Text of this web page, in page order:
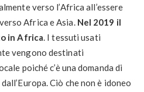
verso l’Africa all’essere
Africa e Asia. Nel 2019 il
in Africa. I tessuti usati
vengono destinati
poiché c’è una domanda di
Ciò che non è idoneo